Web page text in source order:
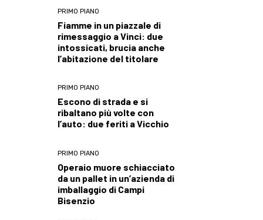
PRIMO PIANO
Fiamme in un piazzale di
rimessaggio a Vinci: due
intossicati, brucia anche
l’abitazione del titolare
PRIMO PIANO
Escono di strada e si
ribaltano più volte con
l’auto: due feriti a Vicchio
PRIMO PIANO
Operaio muore schiacciato
da un pallet in un’azienda di
imballaggio di Campi
Bisenzio